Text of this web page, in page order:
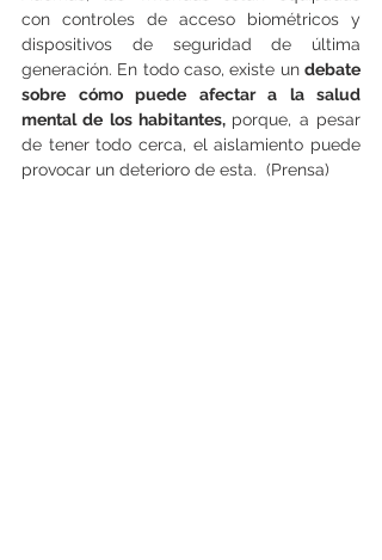
con controles de acceso biométricos y
dispositivos de seguridad de última
generación. En todo caso, existe un debate
sobre cómo puede afectar a la salud
mental de los habitantes, porque, a pesar
de tener todo cerca, el aislamiento puede
provocar un deterioro de esta.  (Prensa)